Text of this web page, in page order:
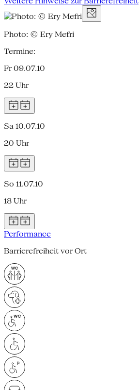
Photo: © Ery Mefri
Termine:
Fr 09.07.10
22 Uhr
Sa 10.07.10
20 Uhr
So 11.07.10
18 Uhr
Performance
Barrierefreiheit vor Ort